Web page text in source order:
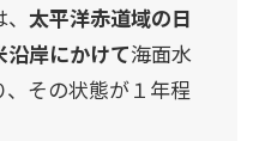
太平洋赤道域の日
岸にかけて海面水
その状態が１年程